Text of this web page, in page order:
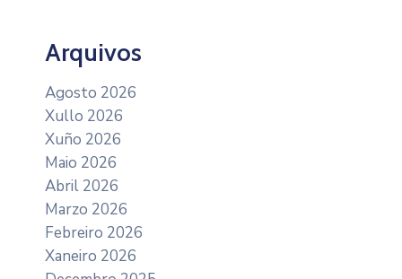
Arquivos
Agosto 2026
Xullo 2026
Xuño 2026
Maio 2026
Abril 2026
Marzo 2026
Febreiro 2026
Xaneiro 2026